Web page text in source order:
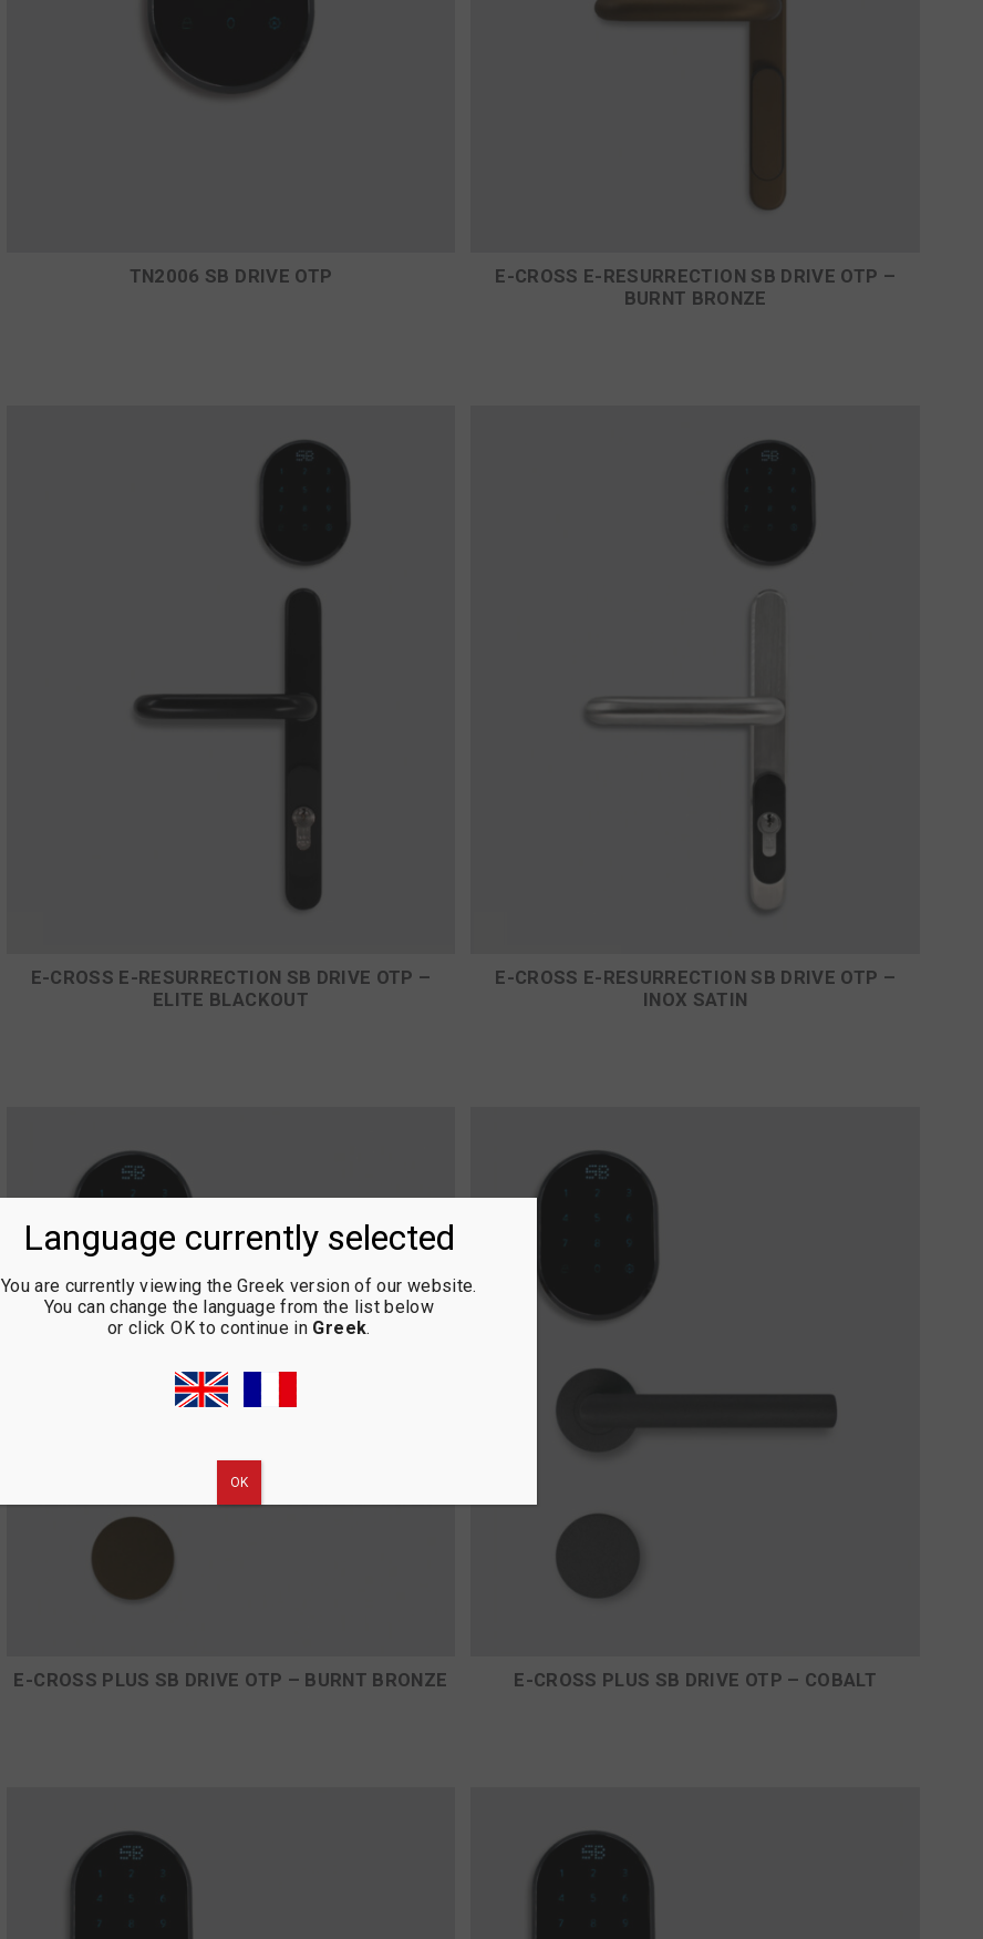
TN2006 SB DRIVE OTP
E-CROSS E-RESURRECTION SB DRIVE OTP –
BURNT BRONZE
E-CROSS E-RESURRECTION SB DRIVE OTP –
ELITE BLACKOUT
E-CROSS E-RESURRECTION SB DRIVE OTP –
INOX SATIN
E-CROSS PLUS SB DRIVE OTP – BURNT BRONZE E-CROSS PLUS SB DRIVE OTP – COBALT
Language currently selected
You are currently viewing the Greek version of our website.
You can change the language from the list below
or click OK to continue in Greek.
ΟΚ